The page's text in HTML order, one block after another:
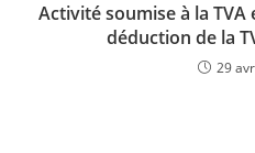
Activité soumise à la
déduction de la
29